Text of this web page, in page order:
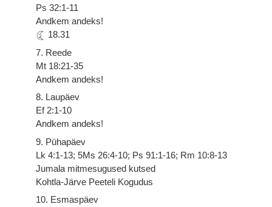
Ps 32:1-11
Andkem andeks!
18.31
7. Reede
Mt 18:21-35
Andkem andeks!
8. Laupäev
Ef 2:1-10
Andkem andeks!
9. Pühapäev
Lk 4:1-13; 5Ms 26:4-10; Ps 91:1-16; Rm 10:8-13
Jumala mitmesugused kutsed
Kohtla-Järve Peeteli Kogudus
10. Esmaspäev